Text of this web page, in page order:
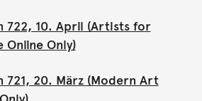
722, 10. April (Artists for
Online Only)
721, 20. März (Modern Art